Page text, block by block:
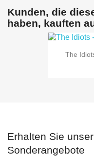
Kunden, die
haben, kauften
The
Erhalten Sie
Sonderangebote